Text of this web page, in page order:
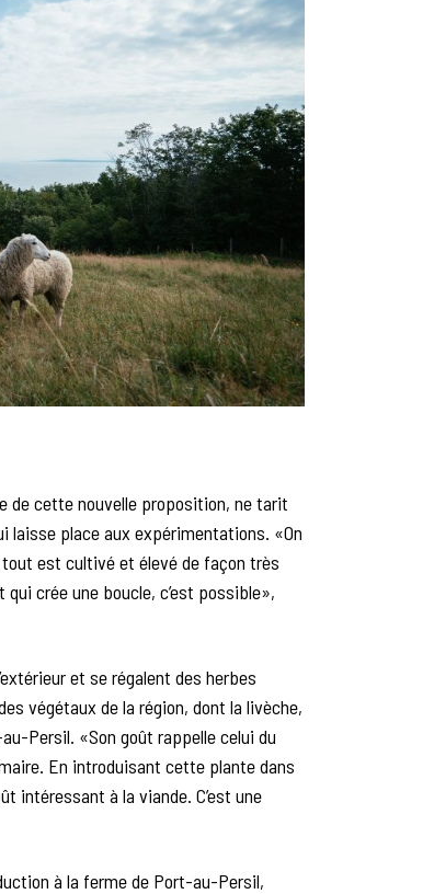
de cette nouvelle proposition, ne tarit
laisse place aux expérimentations. «On
tout est cultivé et élevé de façon très
crée une boucle, c’est possible»,
et se régalent des herbes
végétaux de la région, dont la livèche,
Persil. «Son goût rappelle celui du
En introduisant cette plante dans
intéressant à la viande. C’est une
à la ferme de Port-au-Persil,